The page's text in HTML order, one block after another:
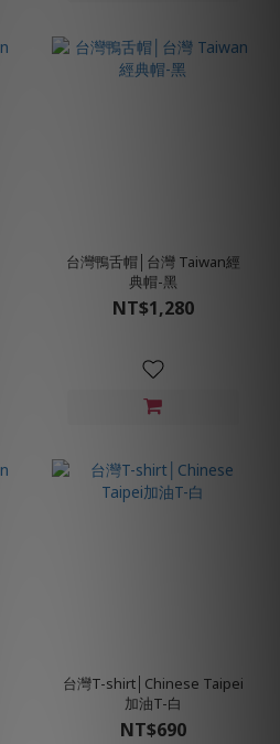
台灣鴨舌帽│台灣 Taiwan經
典帽-黑
NT$1,280
台灣T-shirt│Chinese Taipei
加油T-白
NT$690